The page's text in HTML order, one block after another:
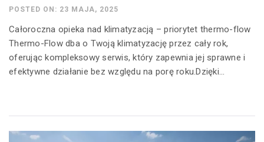
POSTED ON: 23 MAJA, 2025
Całoroczna opieka nad klimatyzacją – priorytet thermo-flow
Thermo-Flow dba o Twoją klimatyzację przez cały rok,
oferując kompleksowy serwis, który zapewnia jej sprawne i
efektywne działanie bez względu na porę roku.Dzięki...